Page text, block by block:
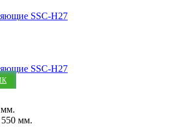
SSC-H27
SSC-H27
мм.